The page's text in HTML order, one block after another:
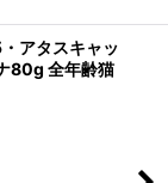
アタスキャッ
80g 全年齢猫